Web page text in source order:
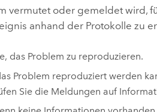
vermutet oder gemeldet wird,
anhand der Protokolle zu
das Problem zu reproduzieren.
Problem reproduziert werden
Sie die Meldungen auf